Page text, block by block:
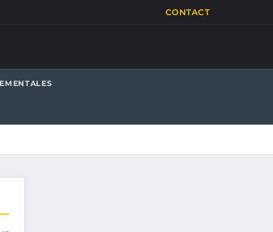
CONTACT